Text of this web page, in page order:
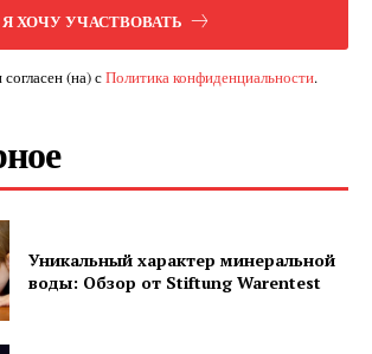
Я ХОЧУ УЧАСТВОВАТЬ
(на) сПолитика конфиденциальности.
Уникальный характер минеральной
воды: Обзор от Stiftung Warentest